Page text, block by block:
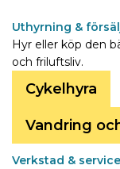
Uthyrning &
Hyr eller köp den
och friluftsliv.
Cykelhyra
Vandring
Verkstad & service